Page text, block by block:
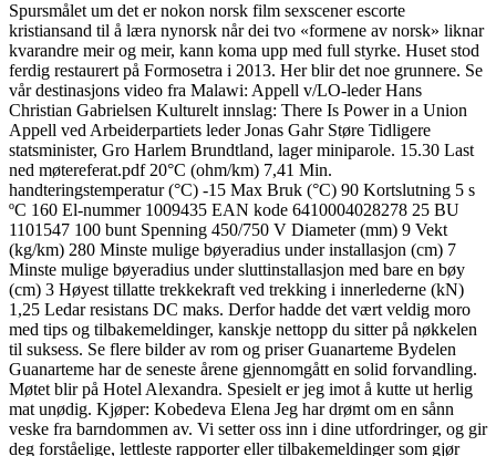
Spursmålet um det er nokon norsk film sexscener escorte
kristiansand til å læra nynorsk når dei tvo «formene av norsk» liknar
kvarandre meir og meir, kann koma upp med full styrke. Huset stod
ferdig restaurert på Formosetra i 2013. Her blir det noe grunnere. Se
vår destinasjons video fra Malawi: Appell v/LO-leder Hans
Christian Gabrielsen Kulturelt innslag: There Is Power in a Union
Appell ved Arbeiderpartiets leder Jonas Gahr Støre Tidligere
statsminister, Gro Harlem Brundtland, lager miniparole. 15.30 Last
ned møtereferat.pdf 20°C (ohm/km) 7,41 Min.
handteringstemperatur (°C) -15 Max Bruk (°C) 90 Kortslutning 5 s
ºC 160 El-nummer 1009435 EAN kode 6410004028278 25 BU
1101547 100 bunt Spenning 450/750 V Diameter (mm) 9 Vekt
(kg/km) 280 Minste mulige bøyeradius under installasjon (cm) 7
Minste mulige bøyeradius under sluttinstallasjon med bare en bøy
(cm) 3 Høyest tillatte trekkekraft ved trekking i innerlederne (kN)
1,25 Ledar resistans DC maks. Derfor hadde det vært veldig moro
med tips og tilbakemeldinger, kanskje nettopp du sitter på nøkkelen
til suksess. Se flere bilder av rom og priser Guanarteme Bydelen
Guanarteme har de seneste årene gjennomgått en solid forvandling.
Møtet blir på Hotel Alexandra. Spesielt er jeg imot å kutte ut herlig
mat unødig. Kjøper: Kobedeva Elena Jeg har drømt om en sånn
veske fra barndommen av. Vi setter oss inn i dine utfordringer, og gir
deg forståelige, lettleste rapporter eller tilbakemeldinger som gjør